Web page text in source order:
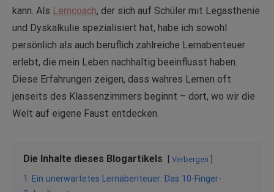
kann. Als Lerncoach, der sich auf Schüler mit Legasthenie
und Dyskalkulie spezialisiert hat, habe ich sowohl
persönlich als auch beruflich zahlreiche Lernabenteuer
erlebt, die mein Leben nachhaltig beeinflusst haben.
Diese Erfahrungen zeigen, dass wahres Lernen oft
jenseits des Klassenzimmers beginnt – dort, wo wir die
Welt auf eigene Faust entdecken.
Die Inhalte dieses Blogartikels Verbergen
1
Ein unerwartetes Lernabenteuer: Das 10-Finger-